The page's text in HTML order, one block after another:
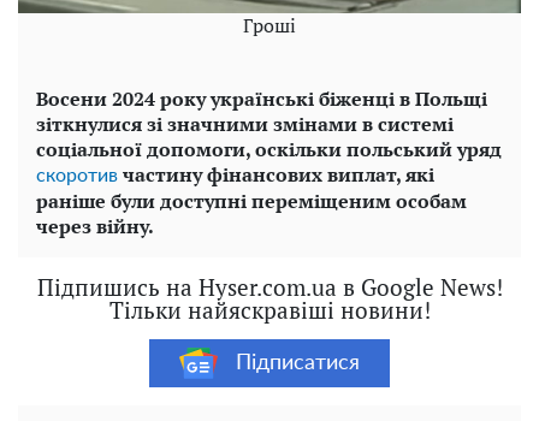
Гроші
Восени 2024 року українські біженці в Польщі
зіткнулися зі значними змінами в системі
соціальної допомоги, оскільки польський уряд
скоротив частину фінансових виплат, які
раніше були доступні переміщеним особам
через війну.
Підпишись на Hyser.com.ua в Google News!
Тільки найяскравіші новини!
Підписатися